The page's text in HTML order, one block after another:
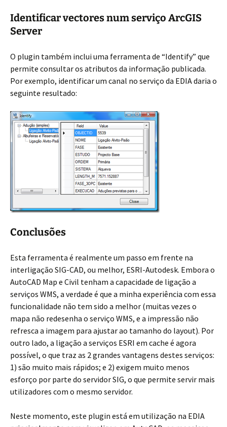
Identificar vectores num serviço ArcGIS
Server
O plugin também inclui uma ferramenta de “Identify” que
permite consultar os atributos da informação publicada.
Por exemplo, identificar um canal no serviço da EDIA daria o
seguinte resultado:
Conclusões
Esta ferramenta é realmente um passo em frente na
interligação SIG-CAD, ou melhor, ESRI-Autodesk. Embora o
AutoCAD Map e Civil tenham a capacidade de ligação a
serviços WMS, a verdade é que a minha experiência com essa
funcionalidade não tem sido a melhor (muitas vezes o
mapa não redesenha o serviço WMS, e a impressão não
refresca a imagem para ajustar ao tamanho do layout). Por
outro lado, a ligação a serviços ESRI em cache é agora
possível, o que traz as 2 grandes vantagens destes serviços:
1) são muito mais rápidos; e 2) exigem muito menos
esforço por parte do servidor SIG, o que permite servir mais
utilizadores com o mesmo servidor.
Neste momento, este plugin está em utilização na EDIA